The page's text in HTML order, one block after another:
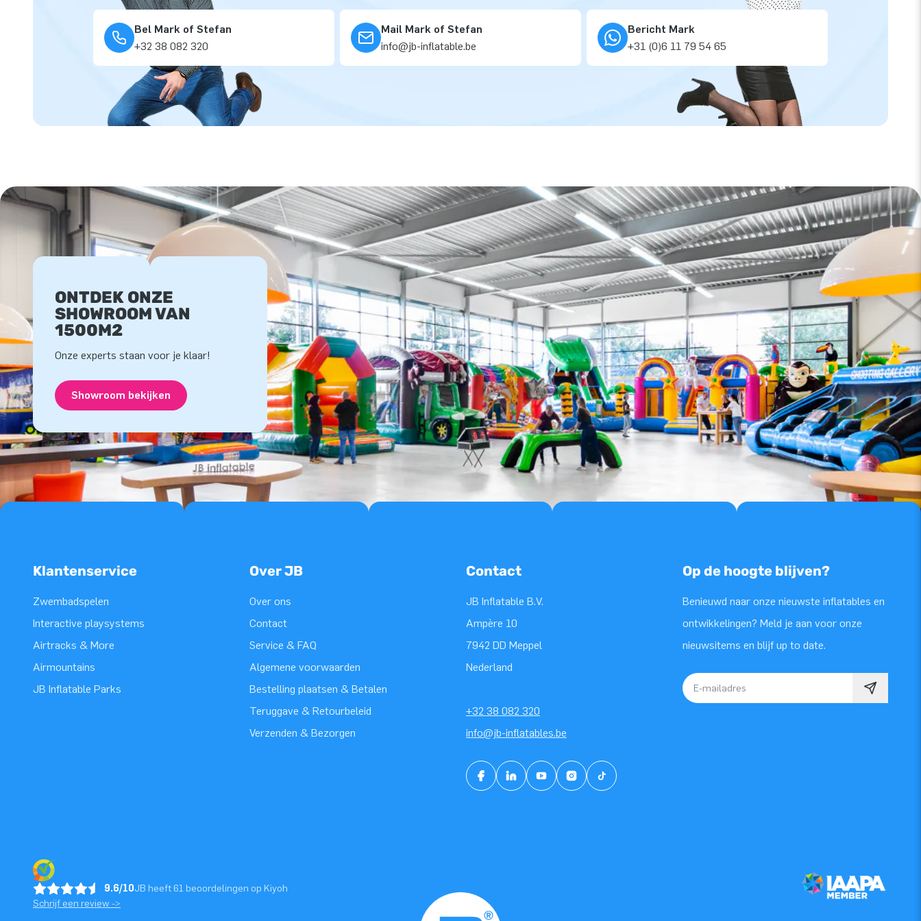
Bel Mark of Stefan
+32 38 082 320
Mail Mark of Stefan
info@jb-inflatable.be
Bericht Mark
+31 (0)6 11 79 54 65
ONTDEK ONZE
SHOWROOM VAN
1500M2
Onze experts staan voor je klaar!
Showroom bekijken
Klantenservice
Zwembadspelen
Interactive playsystems
Airtracks & More
Airmountains
JB Inflatable Parks
Over JB
Over ons
Contact
Service & FAQ
Algemene voorwaarden
Bestelling plaatsen & Betalen
Teruggave & Retourbeleid
Verzenden & Bezorgen
Contact
JB Inflatable B.V.
Ampère 10
7942 DD Meppel
Nederland
+32 38 082 320
info@jb-inflatables.be
Op de hoogte blijven?
Benieuwd naar onze nieuwste inflatables en
ontwikkelingen? Meld je aan voor onze
nieuwsitems en blijf up to date.
E-mailadres
9.6/10JB heeft 61 beoordelingen op Kiyoh
Schrijf een review ->